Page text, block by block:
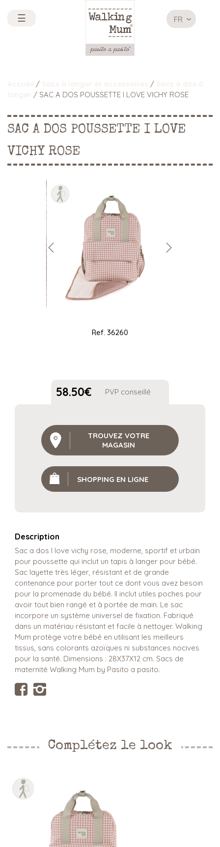
☰ FR
/ /
/ SAC A DOS POUSSETTE I LOVE VICHY ROSE
SAC A DOS POUSSETTE I LOVE
VICHY ROSE
Ref. 36260
58.50€ PVP conseillé
TROUVEZ VOTRE
MAGASIN
SHOPPING EN LIGNE
Description
Sac a dos I love vichy rose, moderne, sportif et urbain
pour poussette qui inclut un tapis à langer pour bébé.
Sac layette très léger, résistant et de grande
contenance pour porter tout ce dont vous avez besoin
pour la promenade du bébé. Il inclut utiles poches pour
avoir tout bien rangé et à portée de main. Le sac
incorpore un système universel de fixation. Fabriqué
dans un matériau résistant et facile à nettoyer. Walking
Mum protège votre bébé en utilisant les meilleurs
tissus, sans colorants azoïques ni substances nocives
pour la santé. Dimensions : 28X37X12 cm. Sacs de
maternité Walking Mum by Pasito a pasito.
Complétez le look